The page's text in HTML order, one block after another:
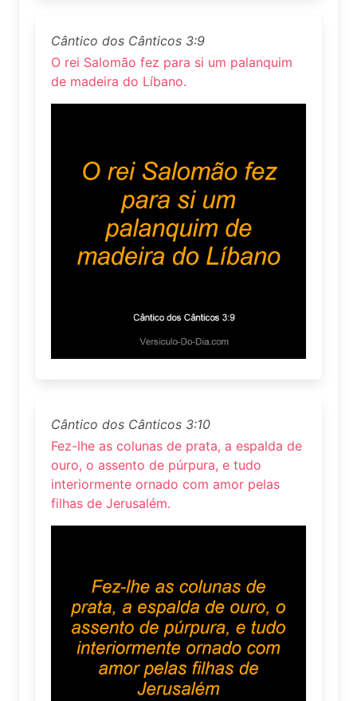
Cântico dos Cânticos 3:9
O rei Salomão fez para si um palanquim
de madeira do Líbano.
Cântico dos Cânticos 3:10
Fez-lhe as colunas de prata, a espalda de
ouro, o assento de púrpura, e tudo
interiormente ornado com amor pelas
filhas de Jerusalém.